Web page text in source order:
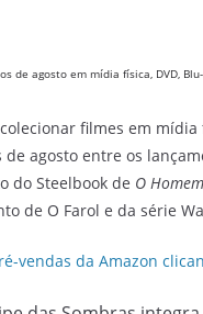
de agosto em mídia física, DVD,
filmes em mídia
agosto entre os
do Steelbook de O
de O Farol e da série
vendas da Amazon